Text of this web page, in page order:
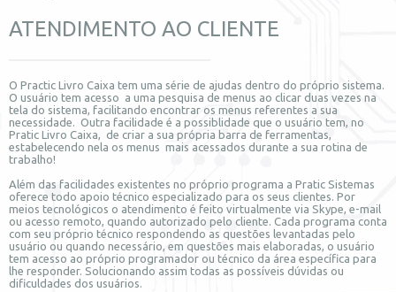
ATENDIMENTO AO CLIENTE
O Practic Livro Caixa tem uma série de ajudas dentro do próprio sistema.
O usuário tem acesso a uma pesquisa de menus ao clicar duas vezes na
tela do sistema, facilitando encontrar os menus referentes a sua
necessidade. Outra facilidade é a possiblidade que o usuário tem, no
Pratic Livro Caixa, de criar a sua própria barra de ferramentas,
estabelecendo nela os menus mais acessados durante a sua rotina de
trabalho!
Além das facilidades existentes no próprio programa a Pratic Sistemas
oferece todo apoio técnico especializado para os seus clientes. Por
meios tecnológicos o atendimento é feito virtualmente via Skype, e-mail
ou acesso remoto, quando autorizado pelo cliente. Cada programa conta
com seu próprio técnico respondendo as questões levantadas pelo
usuário ou quando necessário, em questões mais elaboradas, o usuário
tem acesso ao próprio programador ou técnico da área específica para
lhe responder. Solucionando assim todas as possíveis dúvidas ou
dificuldades dos usuários.